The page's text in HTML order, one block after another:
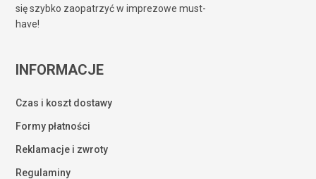
się szybko zaopatrzyć w imprezowe must-
have!
INFORMACJE
Czas i koszt dostawy
Formy płatności
Reklamacje i zwroty
Regulaminy